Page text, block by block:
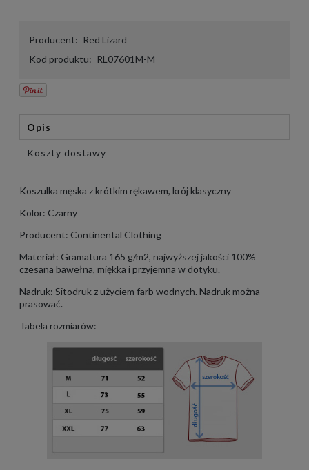
Producent: Red Lizard
Kod produktu: RL07601M-M
Opis
Koszty dostawy
Koszulka męska z krótkim rękawem, krój klasyczny
Kolor: Czarny
Producent: Continental Clothing
Materiał: Gramatura 165 g/m2, najwyższej jakości 100%
czesana bawełna, miękka i przyjemna w dotyku.
Nadruk: Sitodruk z użyciem farb wodnych. Nadruk można
prasować.
Tabela rozmiarów: